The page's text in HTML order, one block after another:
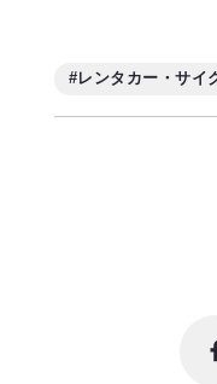
#レンタカー・サイ